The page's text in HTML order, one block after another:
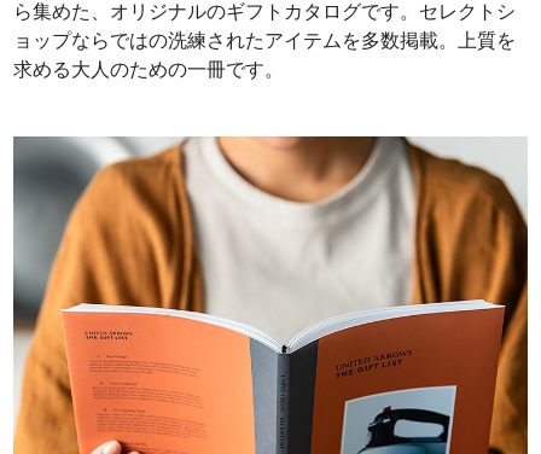
ら集めた、オリジナルのギフトカタログです。セレクトシ
ョップならではの洗練されたアイテムを多数掲載。上質を
求める大人のための一冊です。